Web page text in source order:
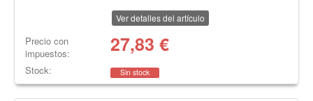
Ver detalles del artículo
Precio con
impuestos:
27,83 €
Stock: Sin stock